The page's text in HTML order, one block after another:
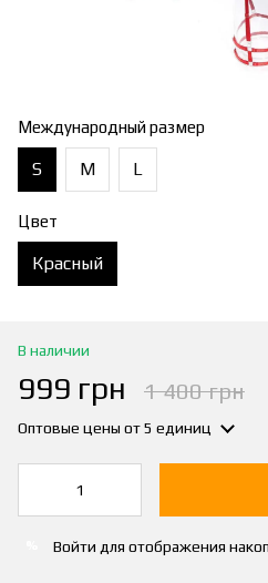
Международный размер
S M L
Цвет
Красный
В наличии
999 грн 1 400 грн
Оптовые цены от 5 единиц
Войти для отображения